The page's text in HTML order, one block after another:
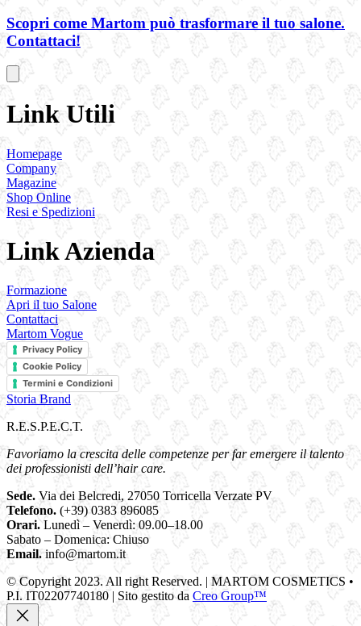
Scopri come Martom può trasformare il tuo salone.
Contattaci!
Link Utili
Homepage
Company
Magazine
Shop Online
Resi e Spedizioni
Link Azienda
Formazione
Apri il tuo Salone
Contattaci
Martom Vogue
Privacy Policy
Cookie Policy
Termini e Condizioni
Storia Brand
R.E.S.P.E.C.T.
Favoriamo la crescita delle competenze per far emergere il talento
dei professionisti dell’hair care.
Sede. Via dei Belcredi, 27050 Torricella Verzate PV
Telefono. (+39) 0383 896085
Orari.Lunedì – Venerdì: 09.00–18.00
Sabato – Domenica: Chiuso
Email. info@martom.it
© Copyright 2023. All right Reserved. | MARTOM COSMETICS •
P.I. IT02207740180 | Sito gestito da Creo Group™